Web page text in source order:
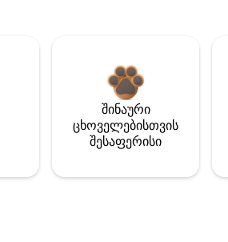
შინაური
ცხოველებისთვის
შესაფერისი